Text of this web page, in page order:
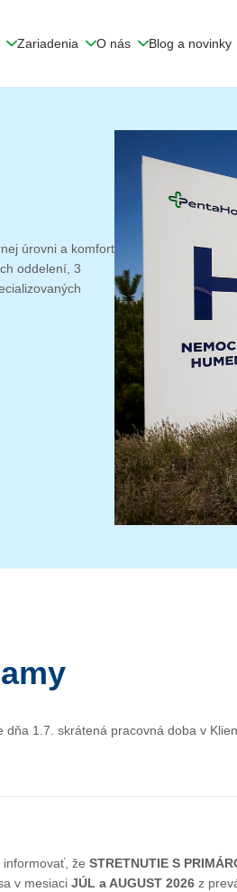
Zariadenia O nás Blog a novinky
úrovni a komfort
oddelení, 3
dňa 1.7. skrátená pracovná doba v
informovať, že STRETNUTIE S
v mesiaci JÚL a AUGUST 2026 z